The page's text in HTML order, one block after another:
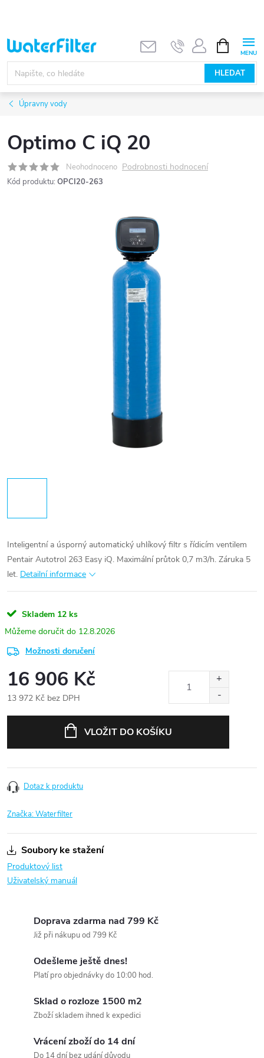
obsah
HLEDAT
NÁKUPNÍ
KOŠÍK
Úpravny vody
Optimo C iQ 20
Neohodnoceno Podrobnosti hodnocení
Kód produktu: OPCI20-263
Inteligentní a úsporný automatický uhlíkový filtr s řídicím ventilem
Pentair Autotrol 263 Easy iQ. Maximální průtok 0,7 m3/h. Záruka 5
let. Detailní informace
Skladem 12 ks
12.8.2026
Možnosti doručení
16 906 Kč
13 972 Kč bez DPH
VLOŽIT DO KOŠÍKU
Dotaz k produktu
Značka:Waterfilter
Soubory ke stažení
Produktový list
Uživatelský manuál
Doprava zdarma nad 799 Kč
Již při nákupu od 799 Kč
Odešleme ještě dnes!
Platí pro objednávky do 10:00 hod.
Sklad o rozloze 1500 m2
Zboží skladem ihned k expedici
Vrácení zboží do 14 dní
Do 14 dní bez udání důvodu